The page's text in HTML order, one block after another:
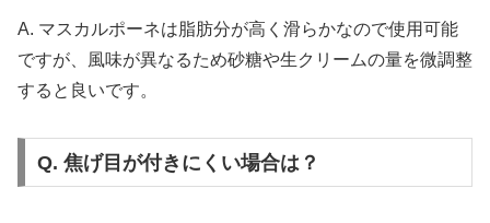
A. マスカルポーネは脂肪分が高く滑らかなので使用可能
ですが、風味が異なるため砂糖や生クリームの量を微調整
すると良いです。
Q. 焦げ目が付きにくい場合は？